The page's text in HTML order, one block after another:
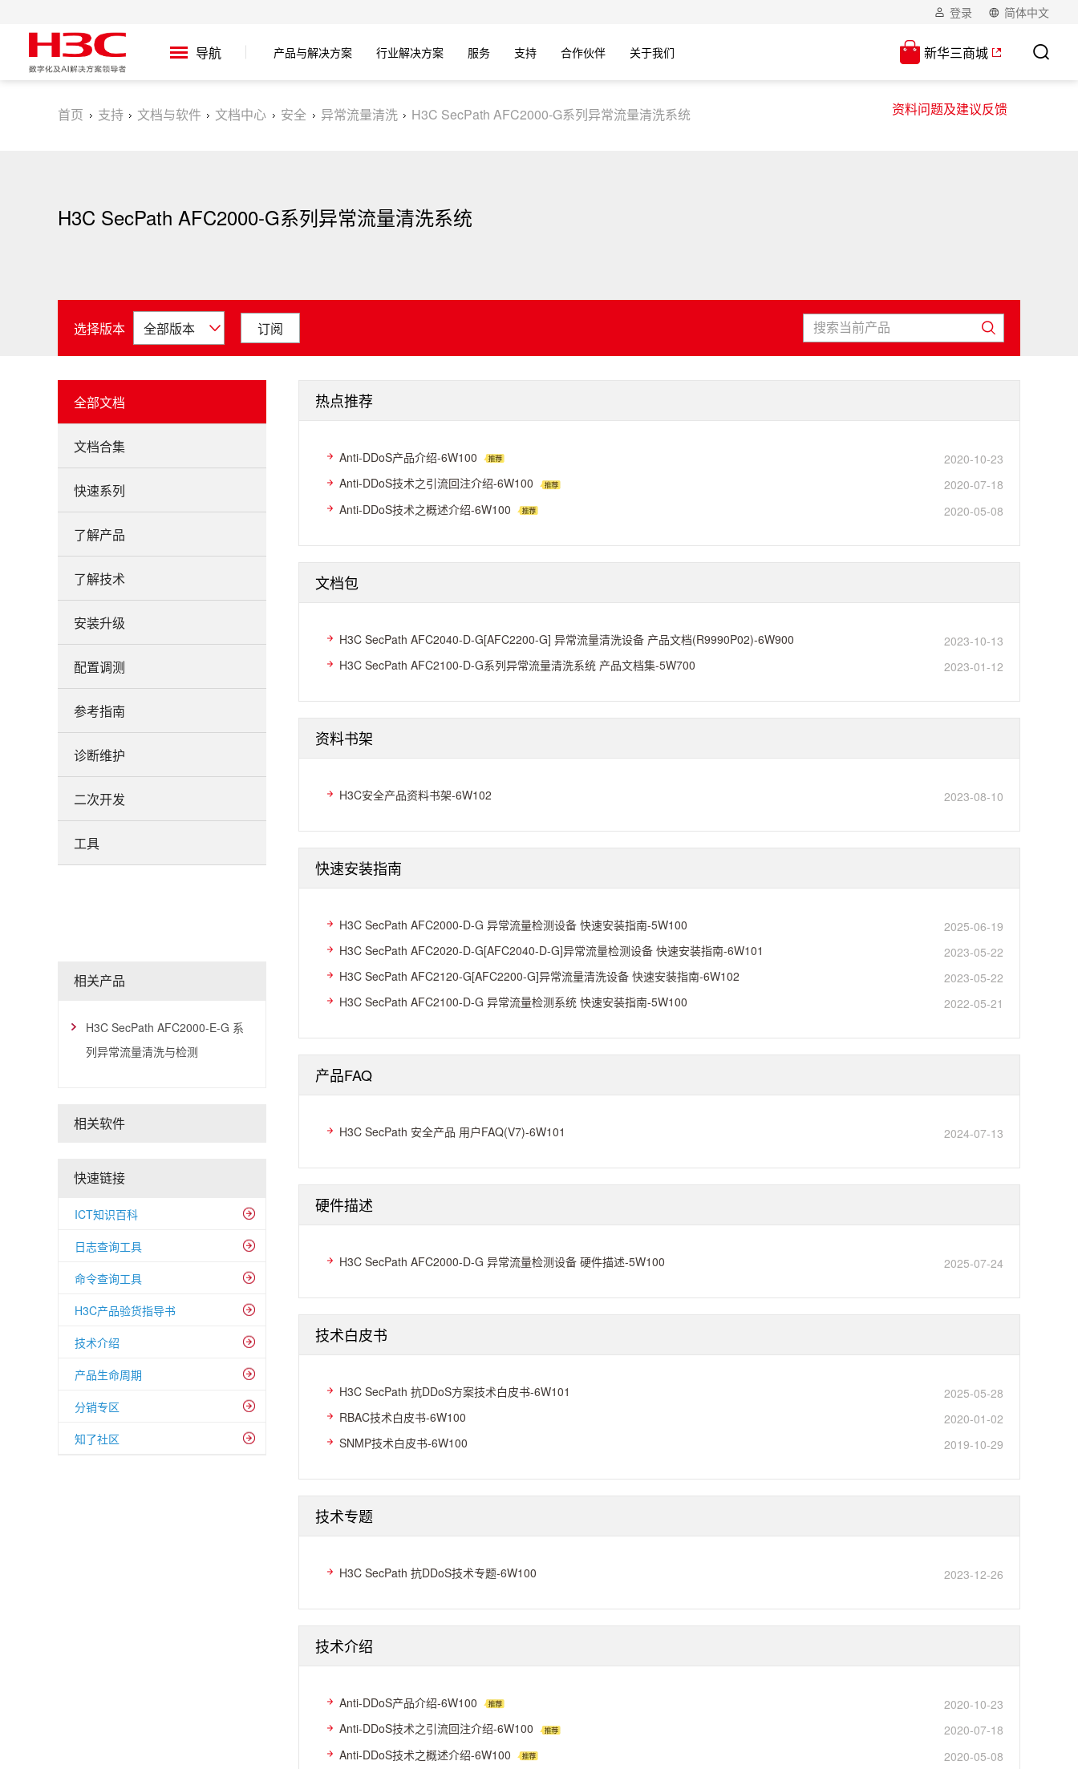
登录 简体中文
导航 产品与解决方案 行业解决方案 服务 支持 合作伙伴 关于我们 新华三商城
资料问题及建议反馈
首页 支持 文档与软件 文档中心 安全 异常流量清洗 H3C SecPath AFC2000-G系列异常流量清洗系统
H3C SecPath AFC2000-G系列异常流量清洗系统
选择版本 订阅
全部文档
文档合集
快速系列
了解产品
了解技术
安装升级
配置调测
参考指南
诊断维护
二次开发
工具
相关产品
H3C SecPath AFC2000-E-G 系
列异常流量清洗与检测
相关软件
快速链接
ICT知识百科
日志查询工具
命令查询工具
H3C产品验货指导书
技术介绍
产品生命周期
分销专区
知了社区
热点推荐
Anti-DDoS产品介绍-6W100
2020-10-23
Anti-DDoS技术之引流回注介绍-6W100
2020-07-18
Anti-DDoS技术之概述介绍-6W100
2020-05-08
文档包
H3C SecPath AFC2040-D-G[AFC2200-G] 异常流量清洗设备 产品文档(R9990P02)-6W900
2023-10-13
H3C SecPath AFC2100-D-G系列异常流量清洗系统 产品文档集-5W700
2023-01-12
资料书架
H3C安全产品资料书架-6W102 2023-08-10
快速安装指南
H3C SecPath AFC2000-D-G 异常流量检测设备 快速安装指南-5W100
2025-06-19
H3C SecPath AFC2020-D-G[AFC2040-D-G]异常流量检测设备 快速安装指南-6W101
2023-05-22
H3C SecPath AFC2120-G[AFC2200-G]异常流量清洗设备 快速安装指南-6W102
2023-05-22
H3C SecPath AFC2100-D-G 异常流量检测系统 快速安装指南-5W100
2022-05-21
产品FAQ
H3C SecPath 安全产品 用户FAQ(V7)-6W101 2024-07-13
硬件描述
H3C SecPath AFC2000-D-G 异常流量检测设备 硬件描述-5W100 2025-07-24
技术白皮书
H3C SecPath 抗DDoS方案技术白皮书-6W101
2025-05-28
RBAC技术白皮书-6W100
2020-01-02
SNMP技术白皮书-6W100
2019-10-29
技术专题
H3C SecPath 抗DDoS技术专题-6W100 2023-12-26
技术介绍
Anti-DDoS产品介绍-6W100
2020-10-23
Anti-DDoS技术之引流回注介绍-6W100
2020-07-18
Anti-DDoS技术之概述介绍-6W100
2020-05-08